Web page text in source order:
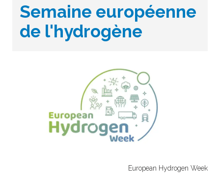
Semaine européenne
de l'hydrogène
European Hydrogen Week